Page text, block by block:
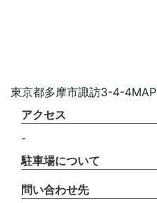
東京都多摩市諏訪3-4-4MAP
アクセス
-
駐車場について
問い合わせ先